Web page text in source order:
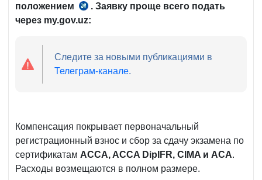
№ПП-282
положением
прил.
к
28.04.2026
. Заявку проще всего подать
через my.gov.uz:
Следите за новыми публикациями в
Телеграм-канале.
Компенсация покрывает первоначальный
регистрационный взнос и сбор за сдачу экзамена по
сертификатам ACCA, ACCA DipIFR, CIMA и ACA.
Расходы возмещаются в полном размере.